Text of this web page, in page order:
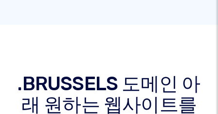
.BRUSSELS 도메인 아
래 원하는 웹사이트를